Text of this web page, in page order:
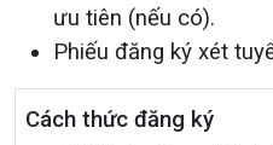
ưu tiên (nếu có).
Phiếu đăng ký xét
Cách thức đăng ký